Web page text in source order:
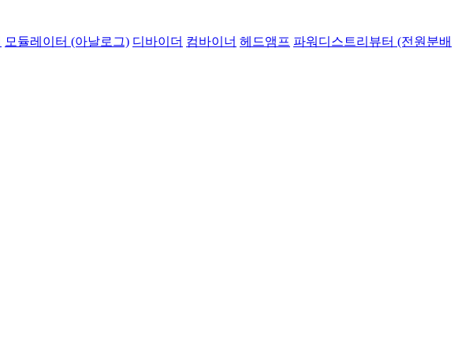
모듈레이터 (아날로그) 디바이더 컴바이너 헤드앰프 파워디스트리뷰터 (전원분배